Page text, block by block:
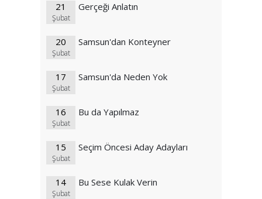
21
Şubat
Gerçeği Anlatın
20
Şubat
Samsun'dan Konteyner
17
Şubat
Samsun'da Neden Yok
16
Şubat
Bu da Yapılmaz
15
Şubat
Seçim Öncesi Aday Adayları
14
Şubat
Bu Sese Kulak Verin